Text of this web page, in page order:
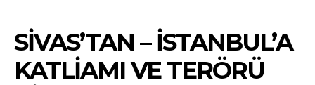
SIVAS’TAN – İSTANBUL’A
KATLIAMI VE TERÖRÜ